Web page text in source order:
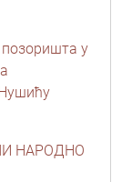
у
НАРОДНО